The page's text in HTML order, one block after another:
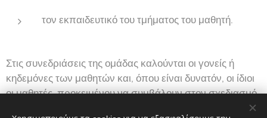
τον εκπαιδευτικό του τμήματος του μαθητή.
Στις συνεδριάσεις της ομάδας καλούνται οι γονείς ή
κηδεμόνες των μαθητών και, όπου είναι δυνατόν, οι ίδιοι
οι μαθητές, προκειμένου να συμβάλουν στον σχεδιασμό
του Εξατομικευμένου Προγράμματος Εκπαίδευσης ή σε